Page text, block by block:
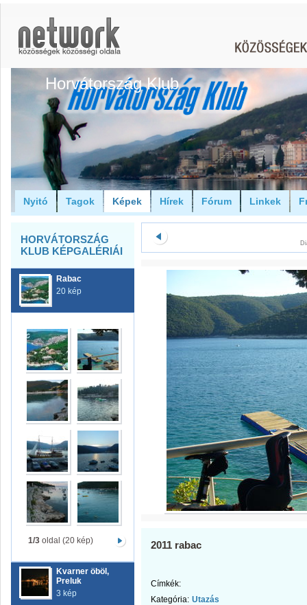
Horvátország Klub
Nyitó Tagok Képek Hírek Fórum Linkek
HORVÁTORSZÁG
KLUB KÉPGALÉRIÁI
Rabac
20 kép
1/3oldal (20 kép)
Kvarner öböl,
Preluk
3 kép
2011 rabac
Címkék:
Kategória: Utazás